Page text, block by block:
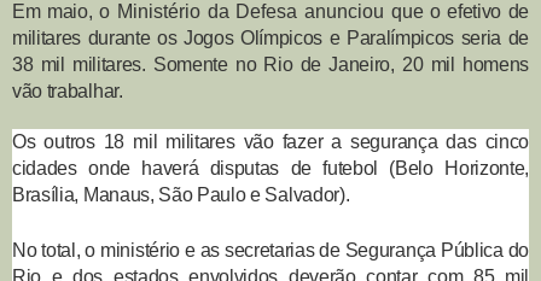
Em maio, oMinistério da Defesa anunciouque o efetivo de
militares durante os Jogos Olímpicos e Paralímpicos seria de
38 mil militares. Somente no Rio de Janeiro, 20 mil homens
vão trabalhar.
Os outros 18 mil militares vão fazer a segurança das cinco
cidades onde haverá disputas de futebol (Belo Horizonte,
Brasília, Manaus, São Paulo e Salvador).
No total, o ministério e as secretarias de Segurança Pública do
Rio e dos estados envolvidos deverão contar com 85 mil